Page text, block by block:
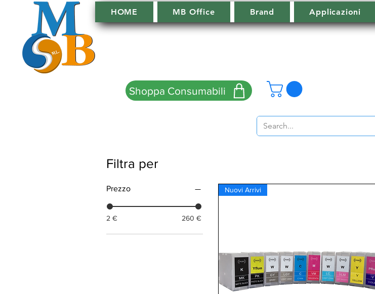
HOME MB Office Brand Applicazioni
Shoppa Consumabili
Filtra per
Prezzo
2 € 260 €
Nuovi Arrivi